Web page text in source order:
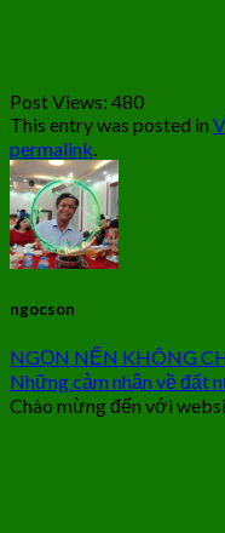
Post Views: 480
This entry was posted in
permalink.
ngocson
NGỌN NẾN KHÔNG
Những cảm nhận về đất
Chào mừng đến với